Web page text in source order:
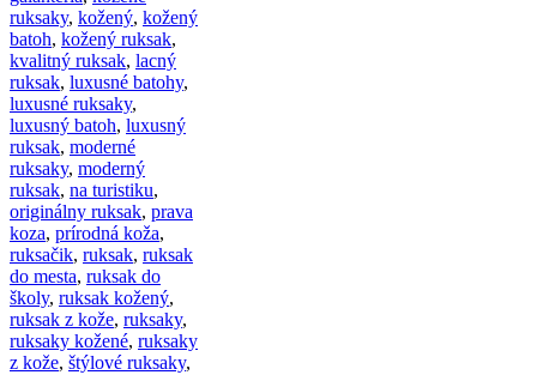
ruksaky, kožený, kožený
batoh, kožený ruksak,
kvalitný ruksak, lacný
ruksak, luxusné batohy,
luxusné ruksaky,
luxusný batoh, luxusný
ruksak, moderné
ruksaky, moderný
ruksak, na turistiku,
originálny ruksak, prava
koza, prírodná koža,
ruksačik, ruksak, ruksak
do mesta, ruksak do
školy, ruksak kožený,
ruksak z kože, ruksaky,
ruksaky kožené, ruksaky
z kože, štýlové ruksaky,